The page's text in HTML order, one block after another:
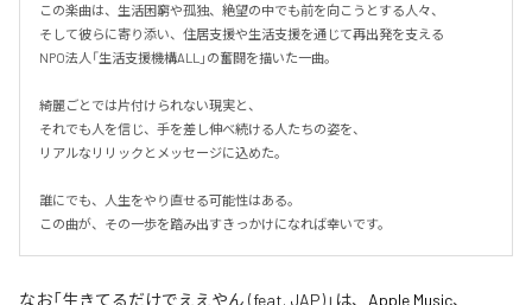
この楽曲は、生活困窮や孤独、絶望の中でも前を向こうとする人々、
そして彼らに寄り添い、住居支援や生活支援を通じて再出発を支える
NPO法人「生活支援機構ALL」の奮闘を描いた一曲。
綺麗ごとでは片付けられない現実と、
それでも人を信じ、手を差し伸べ続ける人たちの姿を、
リアルなリリックとメッセージに込めた。
誰にでも、人生をやり直せる可能性はある。
この曲が、その一歩を踏み出すきっかけになれば幸いです。
なお「生きてるだけでええやん (feat. JAP)」は、 Apple Music、